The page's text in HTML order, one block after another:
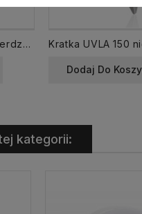
Kratka UELA fi 150 mm nierdzewna czerpnia wyrzutnia
Dodaj Do
kategorii: